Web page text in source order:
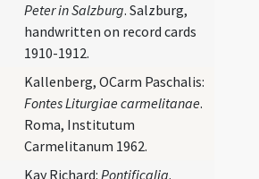
Peter in Salzburg. Salzburg,
handwritten on record cards
1910-1912.
Kallenberg, OCarm Paschalis:
Fontes Liturgiae carmelitanae.
Roma, Institutum
Carmelitanum 1962.
Kay Richard:Pontificalia.